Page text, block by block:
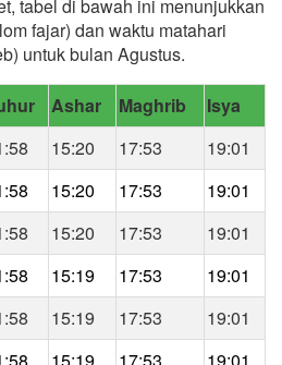
tabel di bawah ini menunjukkan
fajar) dan waktu matahari
untuk bulan Agustus.
Ashar Maghrib
Isya
15:20 17:53
19:01
15:20 17:53
19:01
15:20 17:53
19:01
15:19 17:53
19:01
15:19 17:53
19:01